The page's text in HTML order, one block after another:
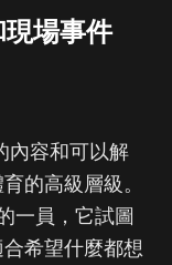
場事件
內容和可以解
的高級層級。
一員，它試圖
希望什麼都想